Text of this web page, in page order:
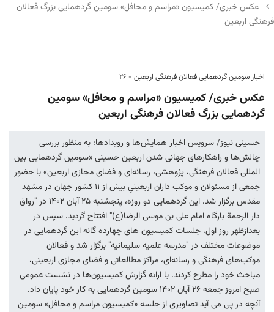
عکس خبری/ کمیسیون «مراسم و محافل» سومین گردهمایی بزرگ فعالان
فرهنگی اربعین
اخبار سومین گردهمایی فعالان فرهنگی اربعین - ۲۶
عکس خبری/ کمیسیون «مراسم و محافل» سومین
گردهمایی بزرگ فعالان فرهنگی اربعین
حسینی نیوز/ سرویس اخبار همایش‌ها و رویدادها: به منظور بررسی
چالش‌ها و راهکارهای جهانی شدن اربعین حسینی «سومین گردهمایی بین
المللی فعالان فرهنگی، پژوهشی، رسانه‌ای و فضای مجازی اربعین» با حضور
جمعی از مسئولان و موکب داران اربعینیِ بیش از ۱۱ کشور جهان در مشهد
مقدس برگزار شد. این گردهمایی دو روزه، پنجشنبه ۲۵ آبان ۱۴۰۲ در "رواق
دار الرحمة بارگاه امام علی بن موسی الرضا(ع)" افتتاح گردید. سپس در
بعدازظهر روز اول، جلسات کمیسیون های چهارده گانه این گردهمایی در
موضوعات مختلف در "مدرسه علمیه سلیمانیه" برگزار شد و فعالان
موکب‌های فرهنگی و رسانه‌ای، مراکز مطالعاتی و فضای مجازی اربعینی،
مباحث خود را مطرح کردند. با ارائه گزارش کمیسیون‌ها در نشست عمومی
صبح امروز جمعه ۲۶ آبان ۱۴۰۲ سومین گردهمایی به کار خود پایان داد.
آنچه در پی می آید تصاویری از جلسه «کمیسیون مراسم و محافل» سومین